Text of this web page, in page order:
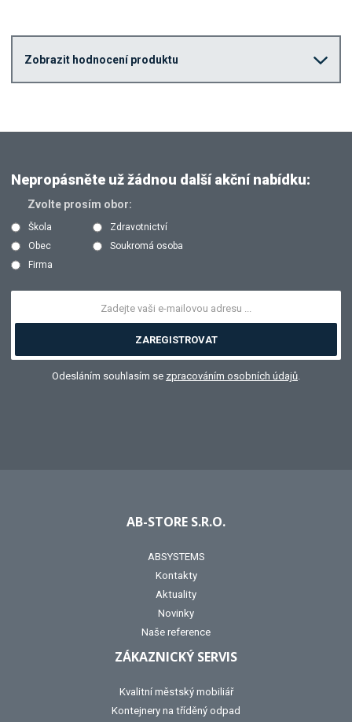
Zobrazit hodnocení produktu
Nepropásněte už žádnou další akční nabídku:
Zvolte prosím obor:
Škola
Zdravotnictví
Obec
Soukromá osoba
Firma
ZAREGISTROVAT
Odesláním souhlasím se zpracováním osobních údajů
AB-STORE S.R.O.
ABSYSTEMS
Kontakty
Aktuality
Novinky
Naše reference
ZÁKAZNICKÝ SERVIS
Kvalitní městský mobiliář
Kontejnery na tříděný odpad